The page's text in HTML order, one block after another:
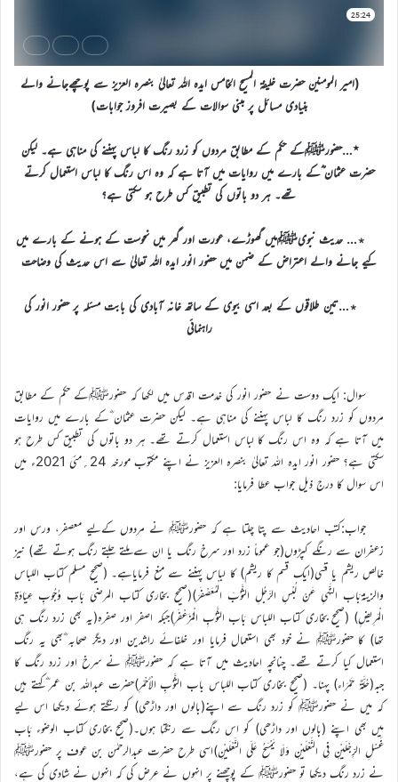
(امیر المومنین حضرت خلیفۃ المسیح الخامس ایدہ اللہ تعالیٰ بنصرہ العزیز سے پوچھےجانے والے
بنیادی مسائل پر مبنی سوالات کے بصیرت افروز جوابات)
٭…حضورﷺکے حکم کے مطابق مردوں کو زرد رنگ کا لباس پہننے کی مناہی ہے۔ لیکن
حضرت عثمان ؓکے بارے میں روایات میں آتا ہے کہ وہ اس رنگ کا لباس استعمال کرتے
تھے۔ ہر دو باتوں کی تطبیق کس طرح ہو سکتی ہے؟
٭… حدیث نبویﷺمیں گھوڑے، عورت اور گھر میں نحوست کے ہونے کے بارے میں
کیے جانے والے اعتراض کے ضمن میں حضور انور ایدہ اللہ تعالیٰ سے اس حدیث کی وضاحت
٭…تین طلاقوں کے بعد اسی بیوی کے ساتھ خانہ آبادی کی بابت مسئلہ پر حضور انور کی
راہنمائی
سوال: ایک دوست نے حضور انور کی خدمت اقدس میں لکھا کہ حضورﷺکے حکم کے مطابق
مردوں کو زرد رنگ کا لباس پہننے کی مناہی ہے۔ لیکن حضرت عثمان ؓکے بارے میں روایات
میں آتا ہے کہ وہ اس رنگ کا لباس استعمال کرتے تھے۔ ہر دو باتوں کی تطبیق کس طرح ہو
سکتی ہے؟ حضور انور ایدہ اللہ تعالیٰ بنصرہ العزیز نے اپنے مکتوب مورخہ 24؍مئی 2021ء میں
اس سوال کا درج ذیل جواب عطا فرمایا:
جواب:کتب احادیث سے پتا چلتا ہے کہ حضورﷺ نے مردوں کےلیے معصفر، ورس اور
زعفران سے رنگے کپڑوں(جو عموماً زرد اور سرخ رنگ یا ان سے ملتے جلتے رنگ ہوتے تھے) نیز
خالص ریشم یا قسّی(ایک قسم کا ریشم) کا لباس پہننے سے منع فرمایاہے۔ (صحیح مسلم کتاب اللباس
والزینۃبَاب النَّهْيِ عَنْ لُبْسِ الرَّجُلِ الثَّوْبَ الْمُعَصْفَرَ)(صحیح بخاری کتاب المرضی بَاب وُجُوبِ عِيَادَةِ
الْمَرِيضِ) (صحیح بخاری کتاب اللباس بَاب الثَّوْبِ الْمُزَعْفَرِ)جبکہ اصفر اور صفرہ(یہ بھی زرد رنگ ہی
تھا) کا حضورﷺ نے خود بھی استعمال فرمایا اور خلفائے راشدین اور دیگر صحابہ ؓبھی یہ رنگ
استعمال کیا کرتے تھے۔ چنانچہ احادیث میں آتا ہے کہ حضورﷺ نے سرخ اور زرد رنگ کا
جبہ(حُلَّةٌ حَمْرَاء) پہنا۔ (صحیح بخاری کتاب اللباس باب الثَّوْبِ الْأَحْمَرِ)حضرت عبداللہ بن عمر ؓکہتے ہیں
کہ میں نے حضورﷺ کو زرد رنگ سے اپنے(بالوں اور داڑھی) کو رنگتے ہوئے دیکھا اس لیے
میں بھی اپنے (بالوں اور داڑھی) کو اس رنگ سے رنگتا ہوں۔(صحیح بخاری کتاب الوضوء بَاب
غَسْلِ الرِّجْلَيْنِ فِي النَّعْلَيْنِ وَلَا يَمْسَحُ عَلَى النَّعْلَيْنِ)اسی طرح حضرت عبدالرحمٰن بن عوف پر حضورﷺ
نے زرد رنگ دیکھا تو حضورﷺ کے پوچھنے پر انہوں نے عرض کی کہ انہوں نے شادی کی ہے،